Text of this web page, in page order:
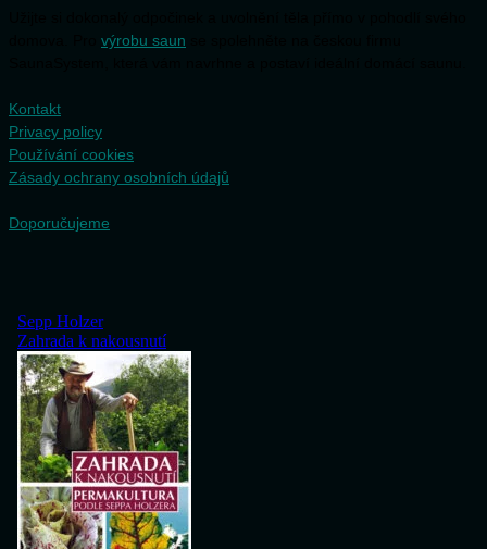
výrobu saun
Kontakt
Privacy policy
Používání cookies
Zásady ochrany osobních údajů
Doporučujeme